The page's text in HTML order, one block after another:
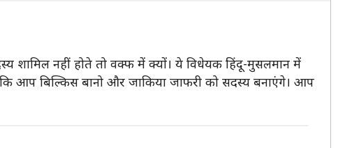
शामिल नहीं होते तो वक्फ में क्यों। ये विधेयक हिंदू-मुसलमान में
कि आप बिल्किस बानो और जाकिया जाफरी को सदस्य बनाएंगे। आप